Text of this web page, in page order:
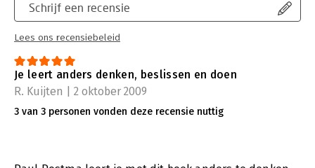
Schrijf een recensie
Lees ons recensiebeleid
Je leert anders denken, beslissen en doen
R. Kuijten | 2 oktober 2009
3 van 3 personen vonden deze recensie nuttig